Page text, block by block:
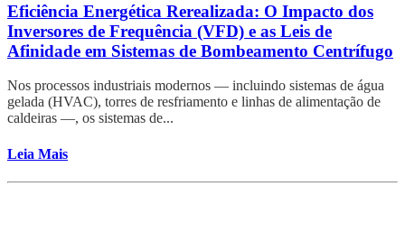
Eficiência Energética Rerealizada: O Impacto dos
Inversores de Frequência (VFD) e as Leis de
Afinidade em Sistemas de Bombeamento Centrífugo
Nos processos industriais modernos — incluindo sistemas de água
gelada (HVAC), torres de resfriamento e linhas de alimentação de
caldeiras —, os sistemas de...
Leia Mais